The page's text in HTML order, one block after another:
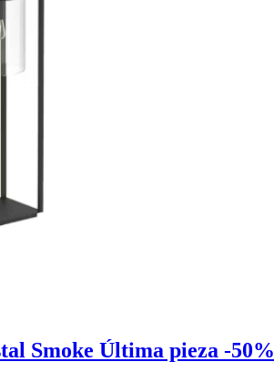
Smoke Última pieza -50%